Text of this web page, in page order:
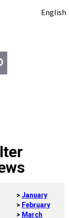
English
January
February
March